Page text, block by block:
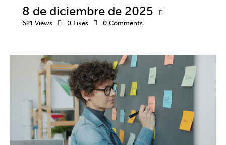
8 de diciembre de 2025
621 Views 0 Likes 0 Comments